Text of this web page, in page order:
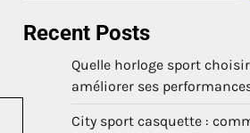
Recent Posts
Quelle horloge sport
améliorer ses
City sport casquette :